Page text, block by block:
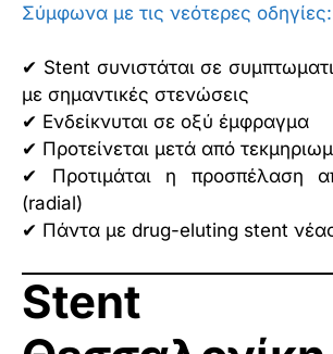
Σύμφωνα με τις νεότερες οδηγίες:
✔ Stent συνιστάται σε
με σημαντικές στενώσεις
✔ Ενδείκνυται σε οξύ έμφραγμα
✔ Προτείνεται μετά από
✔ Προτιμάται η προσπέλαση
(radial)
✔ Πάντα με drug-eluting stent
Stent